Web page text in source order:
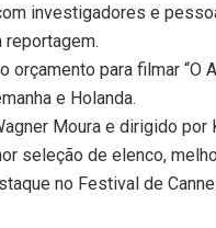
investigadores e
reportagem.
orçamento para filmar
e Holanda.
Moura e dirigido
seleção de elenco,
no Festival de